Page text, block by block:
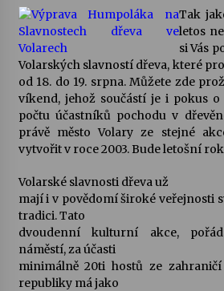
Pozvánka na
šedesátka: 28. 7.–1. 8.
Letní koncerty ve
Jenakaši
28. 7. 2026
23. 7. 2026
Letní koncerty ve
Tak
letos
si Vás
Volarských slavností dřeva, které
od 18. do 19. srpna. Můžete zde
víkend, jehož součástí je i pokus
počtu účastníků pochodu v
právě město Volary ze stejné
vytvořit v roce 2003. Bude letošní
Volarské slavnosti dřeva už
mají i v povědomí široké veřejnosti
tradici. Tato
dvoudenní kulturní akce,
náměstí, za účasti
minimálně 20ti hostů ze
republiky má jako